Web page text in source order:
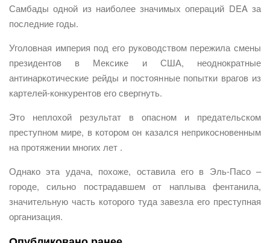
Самбады одной из наиболее значимых операций DEA за
последние годы.
Уголовная империя под его руководством пережила смены
президентов в Мексике и США, неоднократные
антинаркотические рейды и постоянные попытки врагов из
картелей-конкурентов его свергнуть.
Это неплохой результат в опасном и предательском
преступном мире, в котором он казался неприкосновенным
на протяжении многих лет .
Однако эта удача, похоже, оставила его в Эль-Пасо –
городе, сильно пострадавшем от наплыва фентанила,
значительную часть которого туда завезла его преступная
организация.